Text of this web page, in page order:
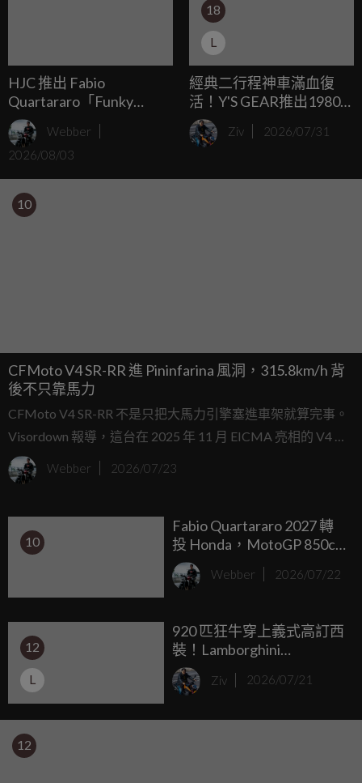
HJC 推出 Fabio
Quartararo「Funky
Diablo」限量複刻帽
Webber
2026/08/03
18
L
經典二行程神車滿血復
活！Y'S GEAR推出1980
年YAMAHA RZ250復刻
外裝套件
Ziv 2026/07/31
10
CFMoto V4 SR-RR 進 Pininfarina 風洞，315.8km/h 背
後不只靠馬力
CFMoto V4 SR-RR 不是只把大馬力引擎塞進車架就算完事。
Visordown 報導，這台在 2025 年 11 月 EICMA 亮相的 V4 超
跑概念車，之所以能在 2026 年 6 月跑出 315.82km/h，背後
其實有一大段風洞開發工程。
Webber 2026/07/23
10
Fabio Quartararo 2027 轉
投 Honda，MotoGP 850cc
新世代添震撼
Webber 2026/07/22
12
L
920 匹狂牛穿上義式高訂西
裝！Lamborghini
Temerario Ad Personam 特
仕雙虎將化身「行動設計
Ziv 2026/07/21
12